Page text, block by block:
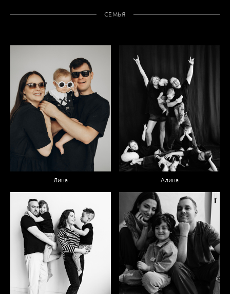
СЕМЬЯ
Лина Алина